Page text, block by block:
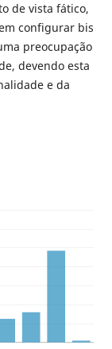
de vista fático,
configurar bis
preocupação
devendo esta
e da